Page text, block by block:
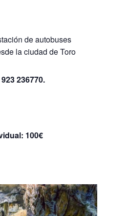
de autobuses
la ciudad de Toro
236770.
100€